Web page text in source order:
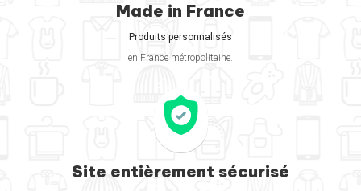
Made in France
Produits personnalisés
en France métropolitaine.
Site entièrement sécurisé